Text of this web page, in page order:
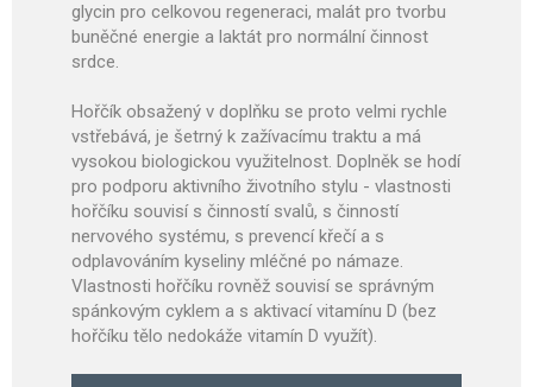
glycin pro celkovou regeneraci, malát pro tvorbu
buněčné energie a laktát pro normální činnost
srdce.
Hořčík obsažený v doplňku se proto velmi rychle
vstřebává, je šetrný k zažívacímu traktu a má
vysokou biologickou využitelnost. Doplněk se hodí
pro podporu aktivního životního stylu - vlastnosti
hořčíku souvisí s činností svalů, s činností
nervového systému, s prevencí křečí a s
odplavováním kyseliny mléčné po námaze.
Vlastnosti hořčíku rovněž souvisí se správným
spánkovým cyklem a s aktivací vitamínu D (bez
hořčíku tělo nedokáže vitamín D využít).